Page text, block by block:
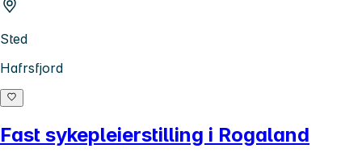
Sted
Hafrsfjord
Fast sykepleierstilling i Rogaland